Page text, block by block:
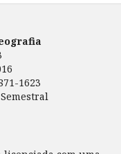
1623
Semestral